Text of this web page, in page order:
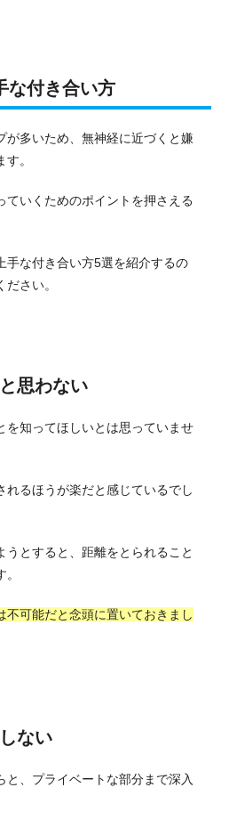
な付き合い方
が多いため、無神経に近づくと嫌
。
ていくためのポイントを押さえる
手な付き合い方5選を紹介するの
さい。
思わない
を知ってほしいとは思っていませ
れるほうが楽だと感じているでし
うとすると、距離をとられること
不可能だと念頭に置いておきまし
ない
と、プライベートな部分まで深入